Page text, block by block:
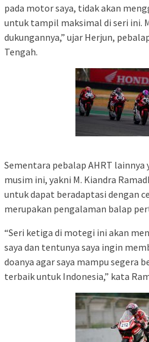
pada motor saya, tidak akan
untuk tampil maksimal di seri ini.
dukungannya,” ujar Herjun,
Tengah.
Sementara pebalap AHRT lainnya
musim ini, yakni M. Kiandra
untuk dapat beradaptasi dengan
merupakan pengalaman balap
“Seri ketiga di motegi ini akan
saya dan tentunya saya ingin
doanya agar saya mampu segera
terbaik untuk Indonesia,” kata